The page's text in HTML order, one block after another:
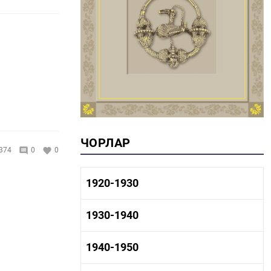
0 0
ЧОРЛАР
1920-1930
1920-1930 тарих
1920-1930 мәдәният
1930-1940
1930-1940 тарих
1930-1940 мәдәният
1940-1950